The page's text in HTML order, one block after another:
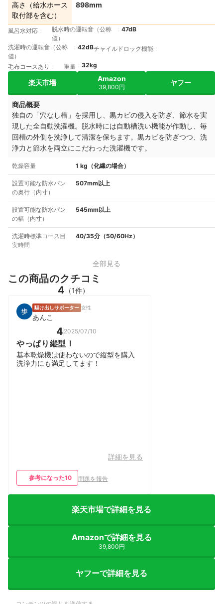
高さ（給水ホース
取付部を含む）
898mm
風呂水対応
脱水時の運転音（公称
値）
47dB
洗濯時の運転音（公称
値）
42dBチャイルドロック機能
毛布コースあり 重量 32kg
楽天市場 Amazon
39,800円
ヤフー
商品概要
独自の「穴なし槽」を採用し、黒カビの侵入を防ぎ、節水を実
現した全自動洗濯機。 脱水時には自動槽洗い機能が作動し、毎
回槽の外側を洗浄して清潔を保ちます。 黒カビを防ぎつつ、洗
浄力と節水を両立にこだわった洗濯機です。
乾燥容量 1 kg（化繊の場合）
設置可能な防水パン
の奥行（内寸）
507mm以上
設置可能な防水パン
の幅（内寸）
545mm以上
洗濯時標準コース目
安時間
40/35分（50/60Hz）
全部見る
この商品のクチコミ
4 （1件）
駆け出しサポーター 女性
あんこ
4 2025/07/10
やっぱり縦型！
基本乾燥機は使わないので縦型を購入
洗浄力にも満足してます！
詳細を見る
参考になった10 問題を報告
楽天市場で詳細を見る
Amazonで詳細を見る
39,800円
ヤフーで詳細を見る